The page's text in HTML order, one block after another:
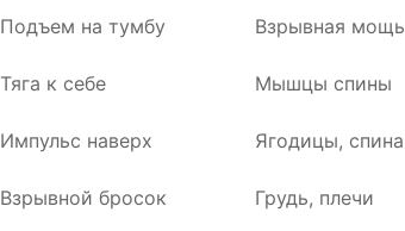
Подъем на тумбу Взрывная
Тяга к себе Мышцы спины
Импульс наверх Ягодицы, спина
Взрывной бросок Грудь, плечи